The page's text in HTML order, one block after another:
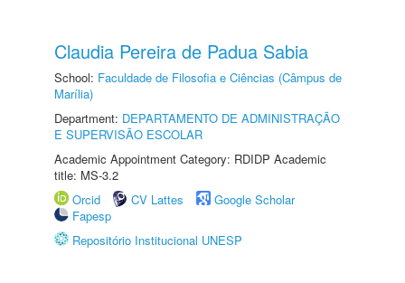
Claudia Pereira de Padua Sabia
School: Faculdade de Filosofia e Ciências (Câmpus de
Marília)
Department: DEPARTAMENTO DE ADMINISTRAÇÃO
E SUPERVISÃO ESCOLAR
Academic Appointment Category: RDIDP Academic
title: MS-3.2
Orcid
CV Lattes
Google Scholar
Fapesp
Repositório Institucional UNESP